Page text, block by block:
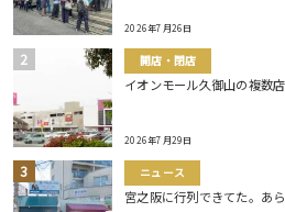
2026年7月26日
開店・閉店
イオンモール久御山の複数
2026年7月29日
ニュース
宮之阪に行列できてた。あ